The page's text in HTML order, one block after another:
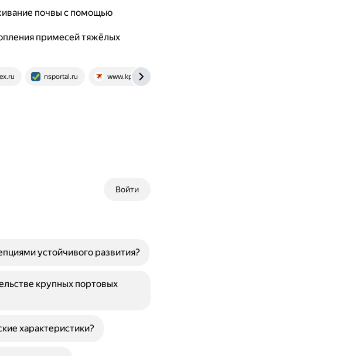
почвы с помощью
примесей тяжёлых
nsportal.ru www.kp.ru
Войти
устойчивого развития?
крупных портовых
характеристики?